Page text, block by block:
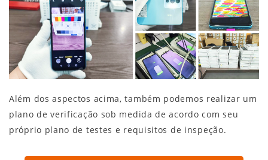
Além dos aspectos acima, também podemos realizar um
plano de verificação sob medida de acordo com seu
próprio plano de testes e requisitos de inspeção.